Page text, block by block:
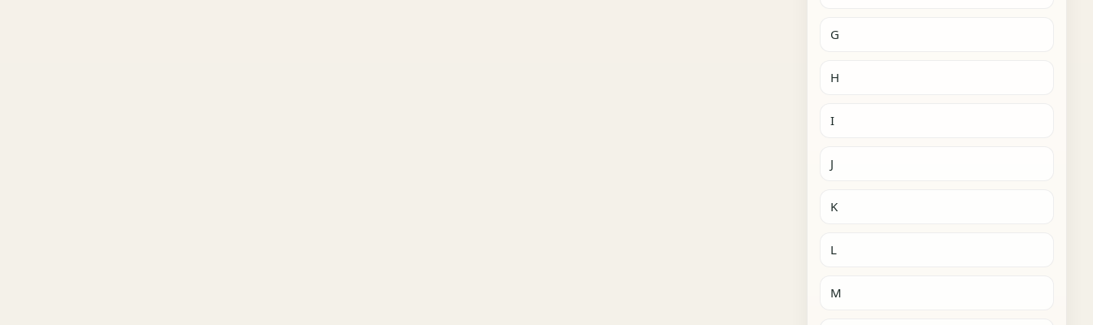
G
H
I
J
K
L
M